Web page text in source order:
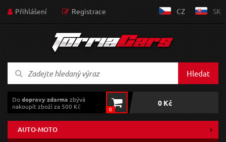
Přihlášení Registrace CZ SK
Hledat
Dodopravy zdarma zbývá
nakoupit zboží za 500 Kč
0
0 Kč
AUTO-MOTO